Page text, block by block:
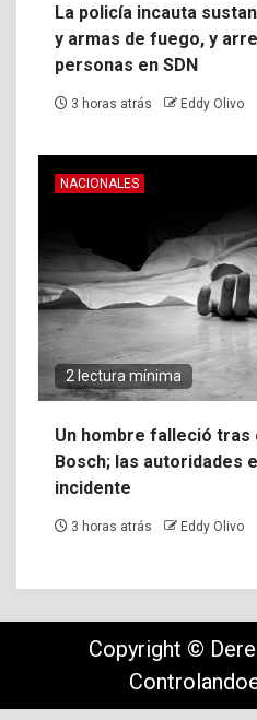
La policía incauta
y armas de fuego, y
personas en SDN
3 horas atrás Eddy Olivo
NACIONALES
2 lectura mínima
Un hombre falleció tras
Bosch; las autoridades
incidente
3 horas atrás Eddy Olivo
Copyright ©